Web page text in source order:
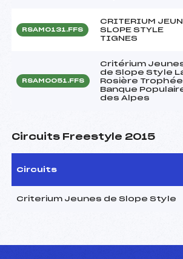
RSAM0131.FFS
CRITERIUM
SLOPE STYLE
TIGNES
RSAM0051.FFS
Critérium
de Slope Style
Rosière Trophée
Banque
des Alpes
Circuits Freestyle 2015
Circuits
Criterium Jeunes de Slope Style